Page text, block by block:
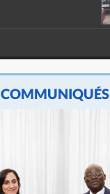
COMMUNIQUÉS